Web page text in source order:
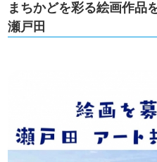
まちかどを彩る絵画作
瀬戸田